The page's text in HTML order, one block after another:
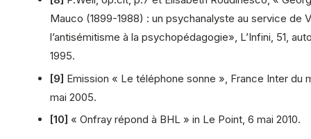
Mauco (1899-1988) : un psychanalyste au service de
l’antisémitisme à la psychopédagogie», L’Infini, 51,
1995.
[9] Emission « Le téléphone sonne », France Inter du
mai 2005.
[10] « Onfray répond à BHL » in Le Point, 6 mai 2010.